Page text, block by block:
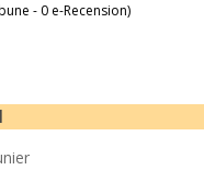
- 0 e-Recension)